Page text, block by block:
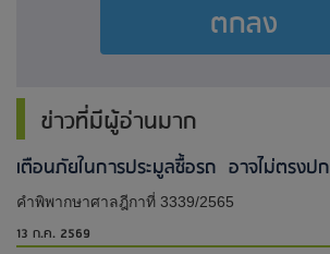
ตกลง
ข่าวที่มีผู้อ่านมาก
เตือนภัยในการประมูลซื้อรถ อาจไม่ตรงปก
คำพิพากษาศาลฎีกาที่ 3339/2565
13 ก.ค. 2569